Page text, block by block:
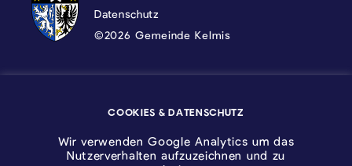
Datenschutz
©2026 Gemeinde Kelmis
COOKIES & DATENSCHUTZ
Wir verwenden Google Analytics um das
Nutzerverhalten aufzuzeichnen und zu